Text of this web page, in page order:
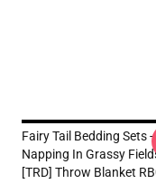
Fairy Tail Bedding Sets -
Napping In Grassy
[TRD] Throw Blanket